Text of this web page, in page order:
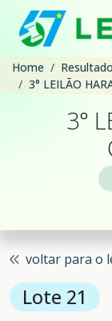
Home
3° LEILÃO
3°
voltar para o
Lote 21